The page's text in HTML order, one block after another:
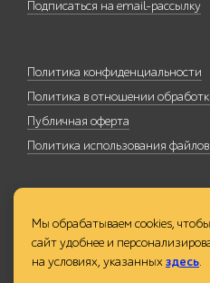
Подписаться на email-рассылку
Политика конфиденциальности
Политика в отношении
Публичная оферта
Политика использования файлов
Мы обрабатываем cookies,
сайт удобнее и
на условиях, указанныхздесь.